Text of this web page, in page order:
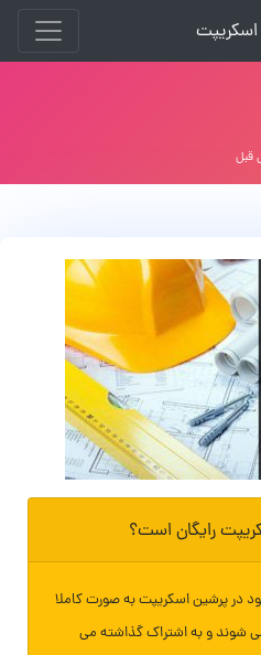
رایگان است؟
در پرشین اسکریپت به صورت کاملا
شوند و به اشتراک گذاشته می